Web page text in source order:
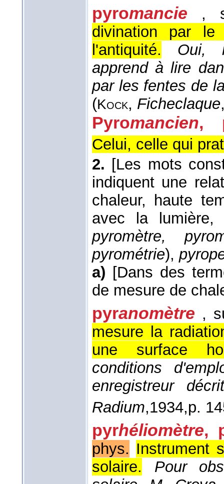
pyromancie
,
divination par
l'antiquité.
Oui,
apprend à lire
par les fentes de
(Kock, Ficheclaque
Pyromancien,
Celui, celle qui
2. [Les mots
indiquent une
chaleur, haute
avec la
pyromètre,
pyrométrie),
a) [Dans des
de mesure de
pyranomètre ,
mesure la
une surface
conditions
enregistreur
Radium,1934,p.
pyrhéliomètre,
phys. Instrument
solaire.
Pour